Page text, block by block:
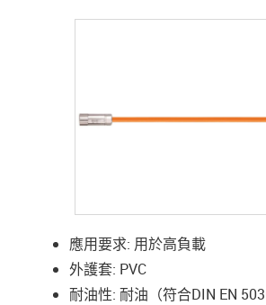
應用要求: 用於高負載
外護套: PVC
耐油性: 耐油（符合DIN EN